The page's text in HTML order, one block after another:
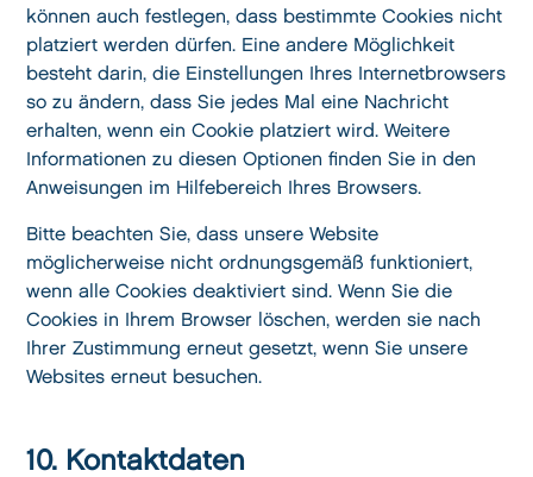
können auch festlegen, dass bestimmte Cookies nicht
platziert werden dürfen. Eine andere Möglichkeit
besteht darin, die Einstellungen Ihres Internetbrowsers
so zu ändern, dass Sie jedes Mal eine Nachricht
erhalten, wenn ein Cookie platziert wird. Weitere
Informationen zu diesen Optionen finden Sie in den
Anweisungen im Hilfebereich Ihres Browsers.
Bitte beachten Sie, dass unsere Website
möglicherweise nicht ordnungsgemäß funktioniert,
wenn alle Cookies deaktiviert sind. Wenn Sie die
Cookies in Ihrem Browser löschen, werden sie nach
Ihrer Zustimmung erneut gesetzt, wenn Sie unsere
Websites erneut besuchen.
10. Kontaktdaten